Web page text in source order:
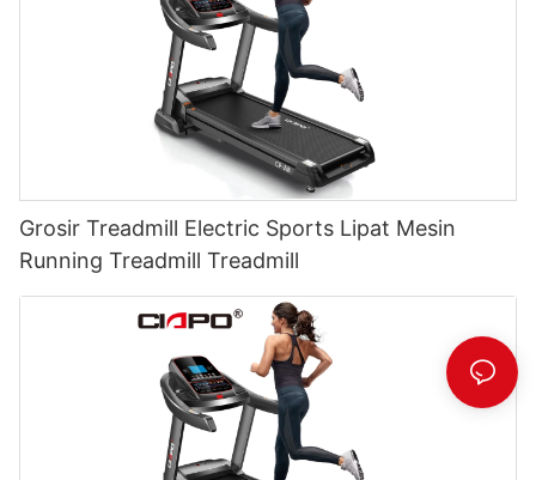
Grosir Treadmill Electric Sports Lipat Mesin
Running Treadmill Treadmill